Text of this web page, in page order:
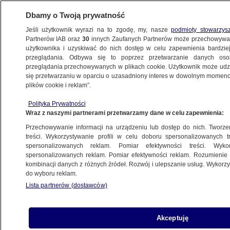
BIZNES
Z KRAJU
obwieszczenie
Oprac.Wiktor Knowski
11.06.2026, 12:06
Posłuchaj artykułu
Czyta lektor AI
Dbamy o Twoją prywatność
Jeśli użytkownik wyrazi na to zgodę, my, naszepodmioty
Partnerów IAB oraz30 innych Zaufanych Partnerów może
użytkownika i uzyskiwać do nich dostęp w celu zapewnienia
przeglądania. Odbywa się to poprzez przetwarzanie danych
przeglądania przechowywanych w plikach cookie. Użytkownik może
się przetwarzaniu w oparciu o uzasadniony interes w dowolnym
plików cookie i reklam”.
Polityka Prywatności
Wraz z naszymi partnerami przetwarzamy dane w celu zapewnienia:
Przechowywanie informacji na urządzeniu lub dostęp do nich.
treści. Wykorzystywanie profili w celu doboru spersonalizowanych
spersonalizowanych reklam. Pomiar efektywności treści.
spersonalizowanych reklam. Pomiar efektywności reklam.
kombinacji danych z różnych źródeł. Rozwój i ulepszanie usług.
do wyboru reklam.
Lista partnerów (dostawców)
Akceptuję